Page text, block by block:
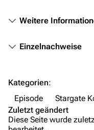
Völker
Weitere
Einzelnachweise
Kategorien:
Episode
Stargate
Zuletzt geändert
Diese Seite wurde